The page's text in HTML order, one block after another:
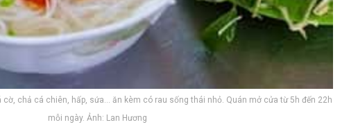
cờ, chả cá chiên, hấp, sứa… ăn kèm có rau sống thái nhỏ. Quán mở cửa từ 5h đến 22h
mỗi ngày. Ảnh: Lan Hương